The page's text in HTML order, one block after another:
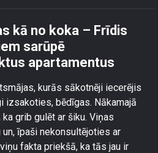
kā no koka – Frīdis
sarūpē
apartamentus
kurās sākotnēji iecerējis
izsakoties, bēdīgas. Nākamajā
grib gulēt ar šiku. Viņas
īpaši nekonsultējoties ar
fakta priekšā, ka tās jau ir